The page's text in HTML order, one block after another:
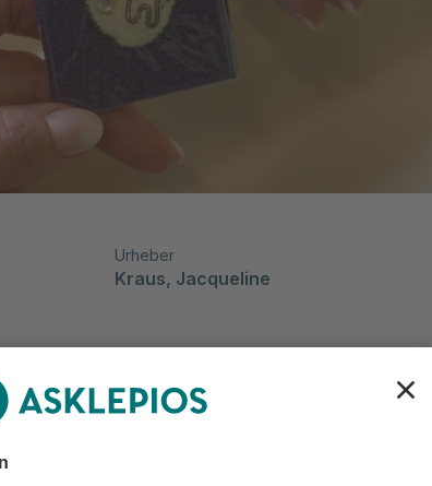
Urheber
Kraus, Jacqueline
fand am 06. Juni statt - ein Tag, der
mit unseren ehemaligen